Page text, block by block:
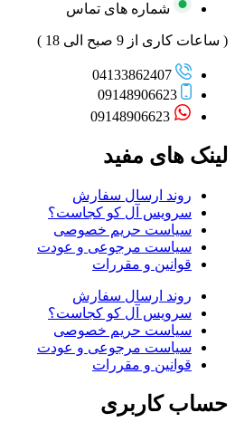
شماره های تماس
( ساعات کاری از 9 صبح الی 18 )
04133862407
09148906623
09148906623
لینک های مفید
روند ارسال سفارش
سرویس آل کو کجاست؟
سیاست حریم خصوصی
سیاست مرجوعی و عودت
قوانین و مقررات
روند ارسال سفارش
سرویس آل کو کجاست؟
سیاست حریم خصوصی
سیاست مرجوعی و عودت
قوانین و مقررات
حساب کاربری